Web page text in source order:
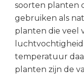
soorten planten
gebruiken als
planten die veel
temperatuur
planten zijn de